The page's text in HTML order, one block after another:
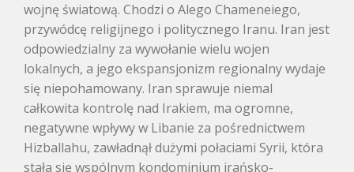
wojnę światową. Chodzi o Alego Chameneiego,
przywódcę religijnego i politycznego Iranu. Iran jest
odpowiedzialny za wywołanie wielu wojen
lokalnych, a jego ekspansjonizm regionalny wydaje
się niepohamowany. Iran sprawuje niemal
całkowita kontrolę nad Irakiem, ma ogromne,
negatywne wpływy w Libanie za pośrednictwem
Hizballahu, zawładnął dużymi połaciami Syrii, która
stała się wspólnym kondominium irańsko-